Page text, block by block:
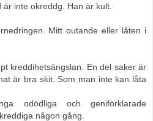
är inte okreddg. Han är kult.
Mitt outande eller låten i
kreddihetsängslan. En del saker är
är bra skit. Som man inte kan låta
odödliga och geniförklarade
någon gång.